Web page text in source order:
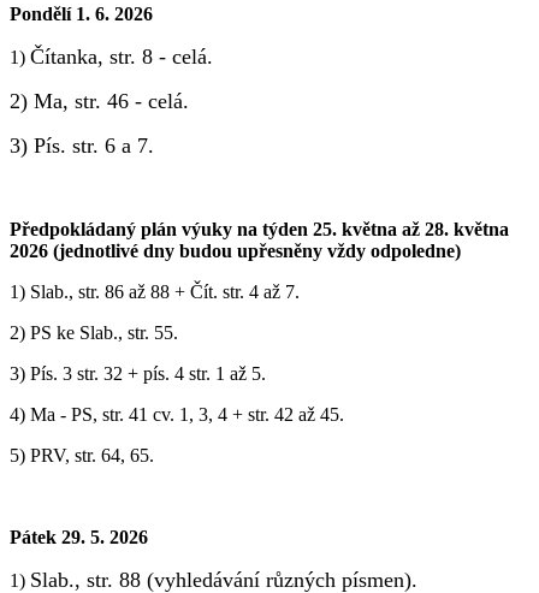
Pondělí 1. 6. 2026
1) Čítanka, str. 8 - celá.
2) Ma, str. 46 - celá.
3) Pís. str. 6 a 7.
Předpokládaný plán výuky na týden 25. května až 28. května
2026 (jednotlivé dny budou upřesněny vždy odpoledne)
1) ‎Slab., str. 86 až 88 + Čít. str. 4 až 7.
2) PS ke Slab., str. 55.
3) Pís. 3 str. 32 + pís. 4 str. 1 až 5.
4) Ma - PS, str. 41 cv. 1, 3, 4 + str. 42 až 45.
5) PRV, str. 64, 65.
Pátek 29. 5. 2026
1) Slab., str. 88 (vyhledávání různých písmen).